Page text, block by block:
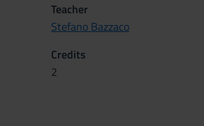
Teacher
Stefano Bazzaco
Credits
2